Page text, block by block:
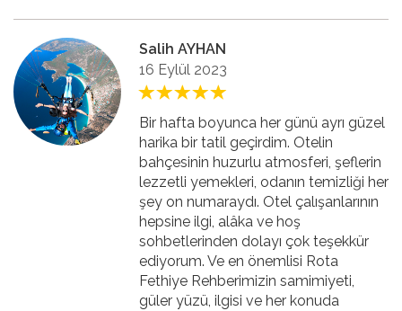
Salih AYHAN
16 Eylül 2023
Bir hafta boyunca her günü ayrı güzel
harika bir tatil geçirdim. Otelin
bahçesinin huzurlu atmosferi, şeflerin
lezzetli yemekleri, odanın temizliği her
şey on numaraydı. Otel çalışanlarının
hepsine ilgi, alâka ve hoş
sohbetlerinden dolayı çok teşekkür
ediyorum. Ve en önemlisi Rota
Fethiye Rehberimizin samimiyeti,
güler yüzü, ilgisi ve her konuda